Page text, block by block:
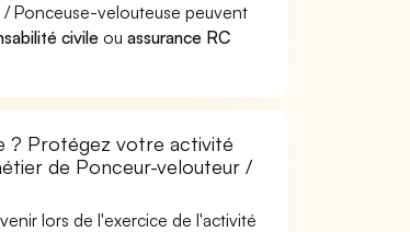
Ponceuse-velouteuse peuvent
civile ouassurance RC
? Protégez votre activité
de Ponceur-velouteur /
lors de l'exercice de l'activité